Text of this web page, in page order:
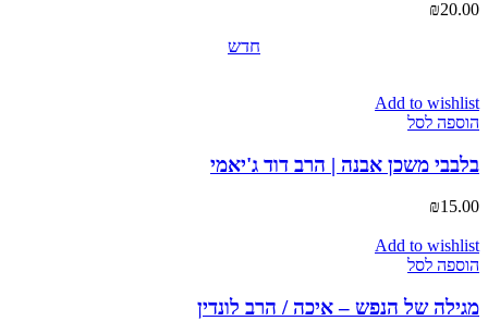
₪20.00
חדש
Add to wishlist
הוספה לסל
בלבבי משכן אבנה | הרב דוד ג'יאמי
₪15.00
Add to wishlist
הוספה לסל
מגילה של הנפש – איכה / הרב לונדין